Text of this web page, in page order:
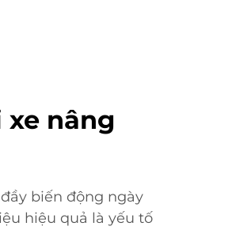
nâng
biến động ngày
hiệu quả là yếu tố